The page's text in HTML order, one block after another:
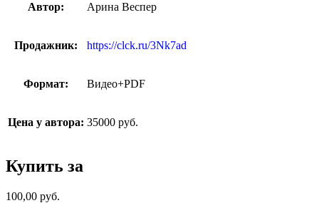
Автор: Арина Веспер
Продажник: https://clck.ru/3Nk7ad
Формат: Видео+PDF
Цена у автора: 35000 руб.
Купить за
100,00 руб.